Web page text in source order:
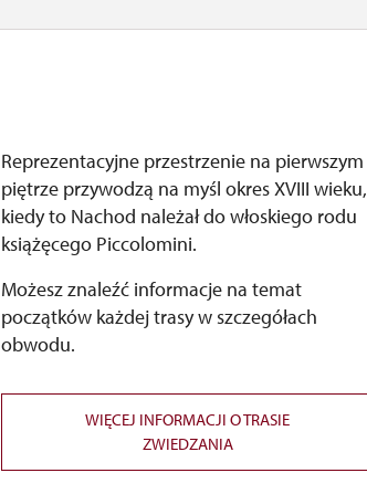
Reprezentacyjne przestrzenie na pierwszym
piętrze przywodzą na myśl okres XVIII wieku,
kiedy to Nachod należał do włoskiego rodu
książęcego Piccolomini.
Możesz znaleźć informacje na temat
początków każdej trasy w szczegółach
obwodu.
WIĘCEJ INFORMACJI O TRASIE
ZWIEDZANIA